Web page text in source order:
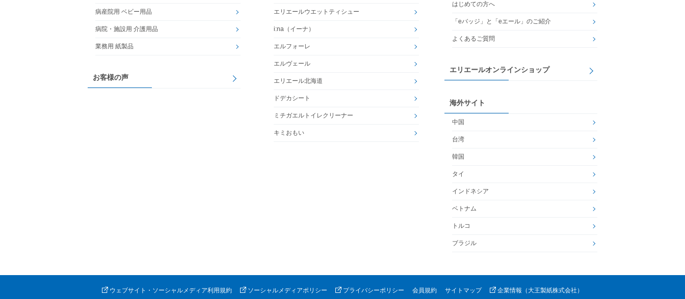
病産院用 ベビー用品
病院・施設用 介護用品
業務用 紙製品
お客様の声
エリエールウエットティシュー
i:na（イーナ）
エルフォーレ
エルヴェール
エリエール北海道
ドデカシート
ミチガエルトイレクリーナー
キミおもい
はじめての方へ
「eバッジ」と「eエール」のご紹介
よくあるご質問
エリエールオンラインショップ
海外サイト
中国
台湾
韓国
タイ
インドネシア
ベトナム
トルコ
ブラジル
ウェブサイト・ソーシャルメディア利用規約 ソーシャルメディアポリシー プライバシーポリシー 会員規約 サイトマップ 企業情報（大王製紙株式会社）